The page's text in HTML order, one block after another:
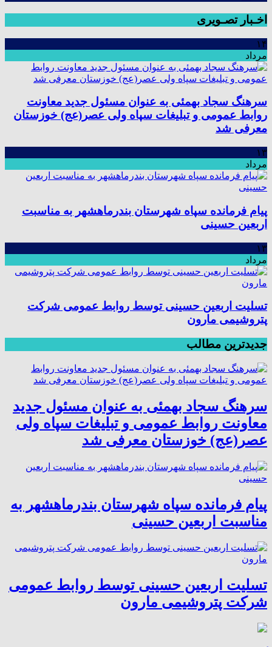
اخـبار تصـویری
۱۴
مرداد
سرهنگ سجاد بهمئی به عنوان مسئول جدید معاونت
روابط عمومی و تبلیغات سپاه ولی عصر(عج) خوزستان
معرفی شد
۱۳
مرداد
پیام فرمانده سپاه شهرستان بندرماهشهر به مناسبت
اربعین حسینی
۱۳
مرداد
تسلیت اربعین حسینی توسط روابط عمومی شرکت
پتروشیمی مارون
جدیدترین مطالب
سرهنگ سجاد بهمئی به عنوان مسئول جدید
معاونت روابط عمومی و تبلیغات سپاه ولی
عصر(عج) خوزستان معرفی شد
پیام فرمانده سپاه شهرستان بندرماهشهر به
مناسبت اربعین حسینی
تسلیت اربعین حسینی توسط روابط عمومی
شرکت پتروشیمی مارون